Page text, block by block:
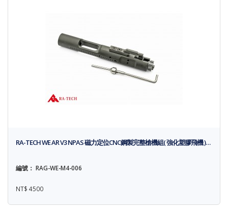
RA-TECH WE AR V3 NPAS 磁力定位CNC鋼製完整槍機組( 強化塑膠飛機 )…
編號： RAG-WE-M4-006
NT$ 4500